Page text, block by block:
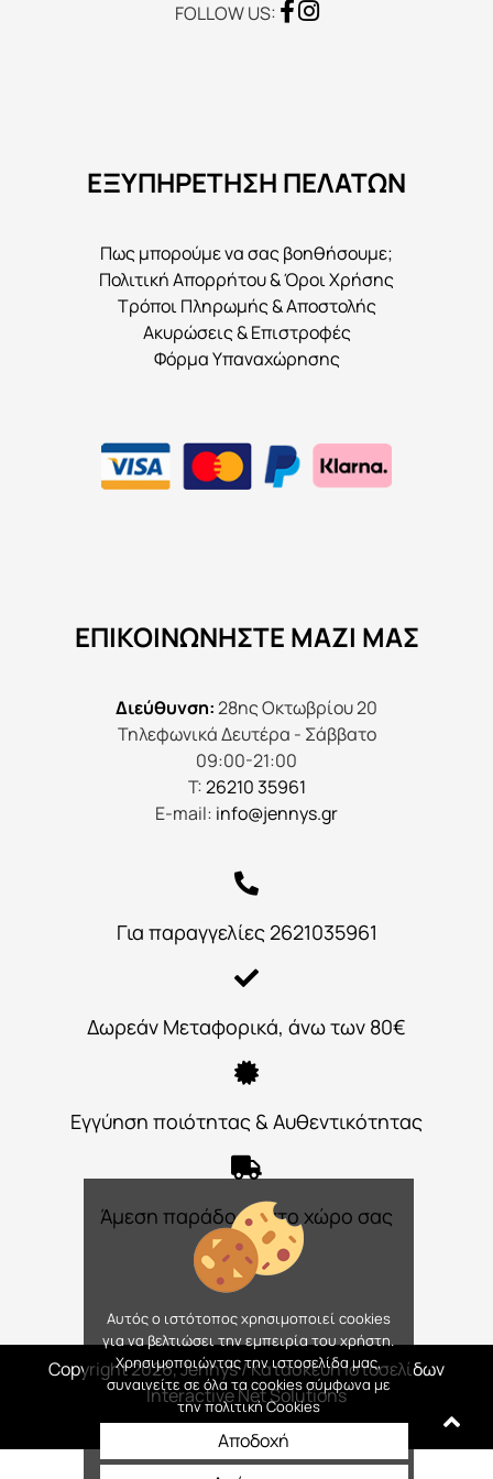
FOLLOW US:
ΕΞΥΠΗΡΕΤΗΣΗ ΠΕΛΑΤΩΝ
Πως μπορούμε να σας βοηθήσουμε;
Πολιτική Απορρήτου & Όροι Χρήσης
Τρόποι Πληρωμής & Αποστολής
Ακυρώσεις & Επιστροφές
Φόρμα Υπαναχώρησης
ΕΠΙΚΟΙΝΩΝΉΣΤΕ ΜΑΖΊ ΜΑΣ
Διεύθυνση:28ης Οκτωβρίου 20
Τηλεφωνικά Δευτέρα - Σάββατο
09:00-21:00
Τ:26210 35961
E-mail: info@jennys.gr
Για παραγγελίες 2621035961
Δωρεάν Μεταφορικά, άνω των 80€
Εγγύηση ποιότητας & Αυθεντικότητας
Άμεση παράδοση στο χώρο σας
Copyright 2026, Jennys/ Κατασκευή Ιστοσελίδων
Interactive Net Solutions
Αυτός ο ιστότοπος χρησιμοποιεί cookies
για να βελτιώσει την εμπειρία του χρήστη.
Χρησιμοποιώντας την ιστοσελίδα μας,
συναινείτε σε όλα τα cookies σύμφωνα με
την πολιτική Cookies
Αποδοχή